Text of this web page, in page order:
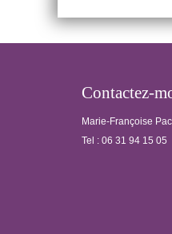
Contactez-
Marie-Françoise
Tel : 06 31 94 15 05